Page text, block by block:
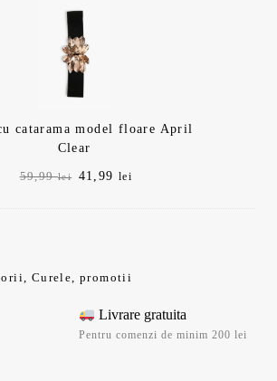
59,99 lei.
catarama model floare April
Clear
59,99lei
Prețul
41,99lei
, Curele,promotii
Livrare gratuita
Pentru comenzi de minim 200 lei